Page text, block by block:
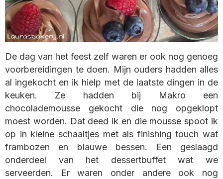
De dag van het feest zelf waren er ook nog genoeg
voorbereidingen te doen. Mijn ouders hadden alles
al ingekocht en ik hielp met de laatste dingen in de
keuken. Ze hadden bij Makro een
chocolademousse gekocht die nog opgeklopt
moest worden. Dat deed ik en die mousse spoot ik
op in kleine schaaltjes met als finishing touch wat
frambozen en blauwe bessen. Een geslaagd
onderdeel van het dessertbuffet wat we
serveerden. Er waren onder andere ook nog